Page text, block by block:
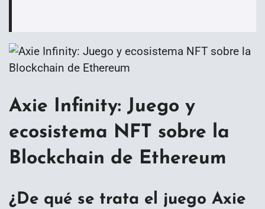
Axie Infinity: Juego y
ecosistema NFT sobre la
Blockchain de Ethereum
¿De qué se trata el juego Axie